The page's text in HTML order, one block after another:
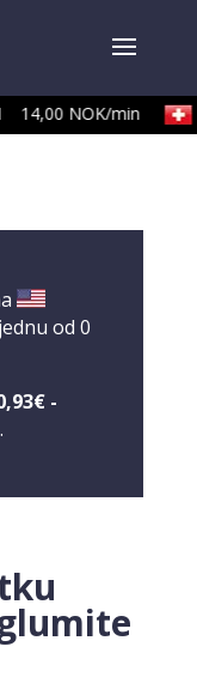
14,00 NOK/min
od 0
-
.